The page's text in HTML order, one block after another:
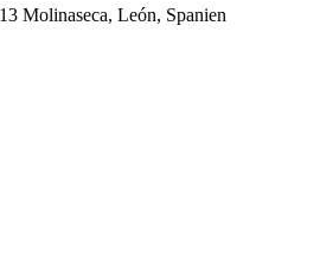
Molinaseca, León, Spanien